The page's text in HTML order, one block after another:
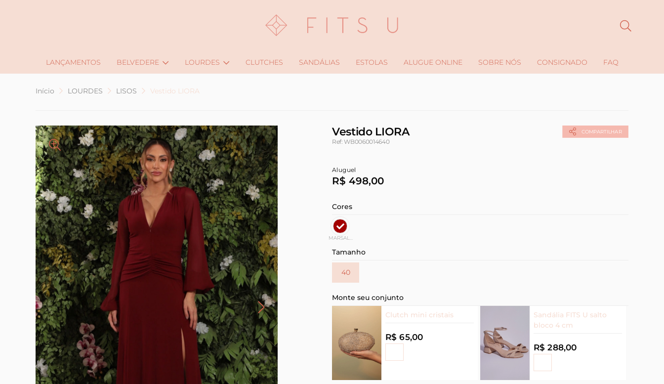
LANÇAMENTOS BELVEDERE LOURDES CLUTCHES SANDÁLIAS ESTOLAS ALUGUE ONLINE SOBRE NÓS CONSIGNADO FAQ
Início LOURDES LISOS Vestido LIORA
COMPARTILHAR
Vestido LIORA
Ref: WB0060014640
Aluguel
R$ 498,00
Cores
MARSALA
Tamanho
40
Monte seu conjunto
Clutch mini cristais
R$ 65,00
Sandália FITS U salto
bloco 4 cm
R$ 288,00